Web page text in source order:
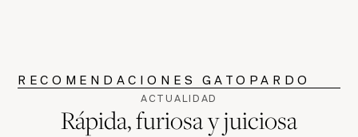
RECOMENDACIONES GATOPARDO
ACTUALIDAD
Rápida, furiosa y juiciosa